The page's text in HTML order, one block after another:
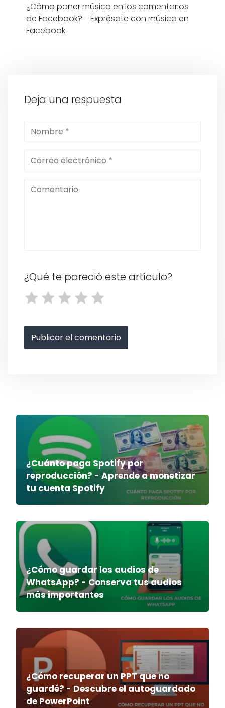
¿Cómo poner música en los comentarios
de Facebook? - Exprésate con música en
Facebook
Deja una respuesta
¿Qué te pareció este artículo?
¿Cuánto paga Spotify por
reproducción? - Aprende a monetizar
tu cuenta Spotify
¿Cómo guardar los audios de
WhatsApp? - Conserva tus audios
más importantes
¿Cómo recuperar un PPT que no
guardé? - Descubre el autoguardado
de PowerPoint